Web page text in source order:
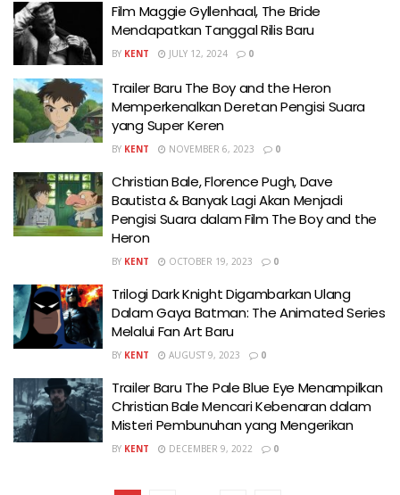
Film Maggie Gyllenhaal, The Bride
Mendapatkan Tanggal Rilis Baru
BY KENT JULY 12, 2024 0
Trailer Baru The Boy and the Heron
Memperkenalkan Deretan Pengisi Suara
yang Super Keren
BY KENT NOVEMBER 6, 2023 0
Christian Bale, Florence Pugh, Dave
Bautista & Banyak Lagi Akan Menjadi
Pengisi Suara dalam Film The Boy and the
Heron
BY KENT OCTOBER 19, 2023 0
Trilogi Dark Knight Digambarkan Ulang
Dalam Gaya Batman: The Animated Series
Melalui Fan Art Baru
BY KENT AUGUST 9, 2023 0
Trailer Baru The Pale Blue Eye Menampilkan
Christian Bale Mencari Kebenaran dalam
Misteri Pembunuhan yang Mengerikan
BY KENT DECEMBER 9, 2022 0